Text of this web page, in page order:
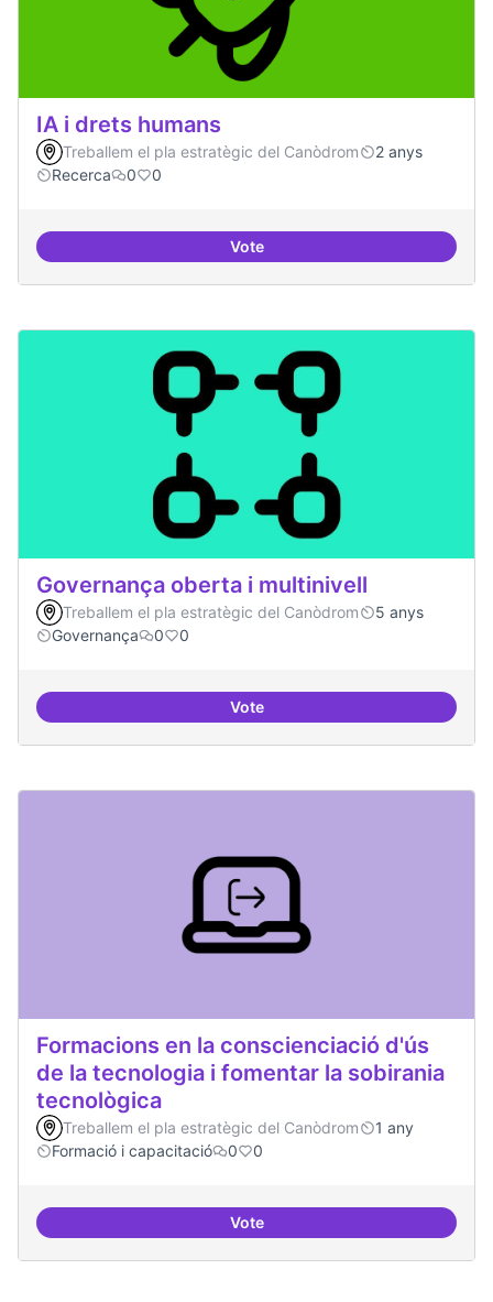
IA i drets humans
Treballem el pla estratègic del Canòdrom
2 anys
Recerca
0 0
VoteIA i drets humans
Governança oberta i multinivell
Treballem el pla estratègic del Canòdrom
5 anys
Governança
0 0
VoteGovernança oberta i multinivell
Formacions en la conscienciació d'ús
de la tecnologia i fomentar la sobirania
tecnològica
Treballem el pla estratègic del Canòdrom
1 any
Formació i capacitació
0 0
VoteFormacions en la